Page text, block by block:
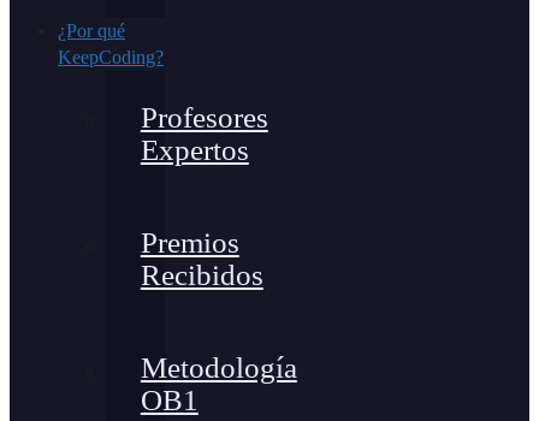
¿Por qué
KeepCoding?
Profesores
Expertos
Premios
Recibidos
Metodología
OB1